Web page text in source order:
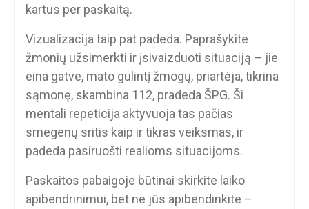
kartus per paskaitą.
Vizualizacija taip pat padeda. Paprašykite
žmonių užsimerkti ir įsivaizduoti situaciją – jie
eina gatve, mato gulintį žmogų, priartėja, tikrina
sąmonę, skambina 112, pradeda ŠPG. Ši
mentali repeticija aktyvuoja tas pačias
smegenų sritis kaip ir tikras veiksmas, ir
padeda pasiruošti realioms situacijoms.
Paskaitos pabaigoje būtinai skirkite laiko
apibendrinimui, bet ne jūs apibendinkite –